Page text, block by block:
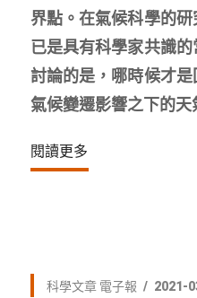
界點。在氣候科學的研
已是具有科學家共識
討論的是，哪時候才
氣候變遷影響之下的天
閱讀更多
科學文章 電子報 2021-